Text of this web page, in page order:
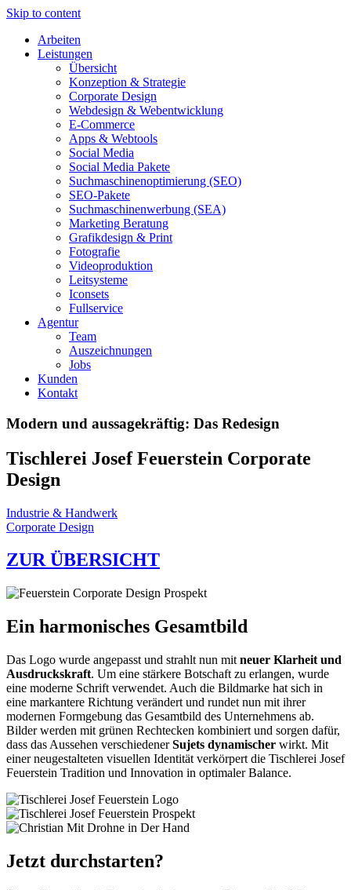
Skip to content
Arbeiten
Leistungen
Übersicht
Konzeption & Strategie
Corporate Design
Webdesign & Webentwicklung
E-Commerce
Apps & Webtools
Social Media
Social Media Pakete
Suchmaschinenoptimierung (SEO)
SEO-Pakete
Suchmaschinenwerbung (SEA)
Marketing Beratung
Grafikdesign & Print
Fotografie
Videoproduktion
Leitsysteme
Iconsets
Fullservice
Agentur
Team
Auszeichnungen
Jobs
Kunden
Kontakt
Modern und aussagekräftig: Das Redesign
Tischlerei Josef Feuerstein Corporate
Design
Industrie & Handwerk
Corporate Design
ZUR ÜBERSICHT
Ein harmonisches Gesamtbild
Das Logo wurde angepasst und strahlt nun mit neuer Klarheit und
Ausdruckskraft. Um eine stärkere Botschaft zu erlangen, wurde
eine moderne Schrift verwendet. Auch die Bildmarke hat sich in
eine markantere Richtung verändert und rundet nun mit ihrer
modernen Formgebung das Gesamtbild des Unternehmens ab.
Bilder werden mit grünen Rechtecken kombiniert und sorgen dafür,
dass das Aussehen verschiedenerSujets dynamischer wirkt. Mit
einer neugestalteten visuellen Identität verkörpert die Tischlerei Josef
Feuerstein Tradition und Innovation in optimaler Balance.
Jetzt durchstarten?